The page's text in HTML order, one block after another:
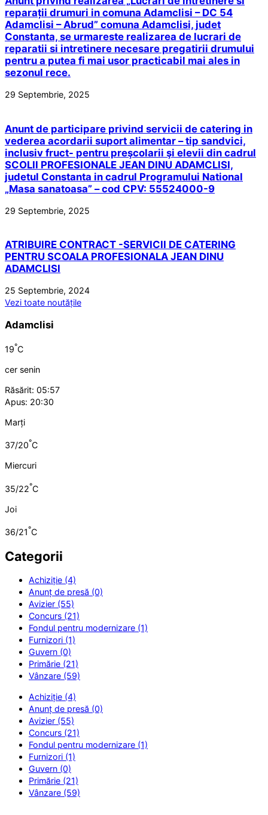
reparații drumuri in comuna Adamclisi – DC 54
Adamclisi – Abrud” comuna Adamclisi, judet
Constanta, se urmareste realizarea de lucrari de
reparatii si intretinere necesare pregatirii drumului
pentru a putea fi mai usor practicabil mai ales in
sezonul rece.
29 Septembrie, 2025
Anunt de participare privind servicii de catering in
vederea acordarii suport alimentar – tip sandvici,
inclusiv fruct- pentru preşcolarii şi elevii din cadrul
SCOLII PROFESIONALE JEAN DINU ADAMCLISI,
judetul Constanta in cadrul Programului National
„Masa sanatoasa” – cod CPV: 55524000-9
29 Septembrie, 2025
ATRIBUIRE CONTRACT -SERVICII DE CATERING
PENTRU SCOALA PROFESIONALA JEAN DINU
ADAMCLISI
25 Septembrie, 2024
Vezi toate noutățile
Adamclisi
19°C
cer senin
Răsărit: 05:57
Apus: 20:30
Marți
37/20°C
Miercuri
35/22°C
Joi
36/21°C
Categorii
Achiziție (4)
Anunț de presă (0)
Avizier (55)
Concurs (21)
Fondul pentru modernizare (1)
Furnizori (1)
Guvern (0)
Primărie (21)
Vânzare (59)
Achiziție (4)
Anunț de presă (0)
Avizier (55)
Concurs (21)
Fondul pentru modernizare (1)
Furnizori (1)
Guvern (0)
Primărie (21)
Vânzare (59)